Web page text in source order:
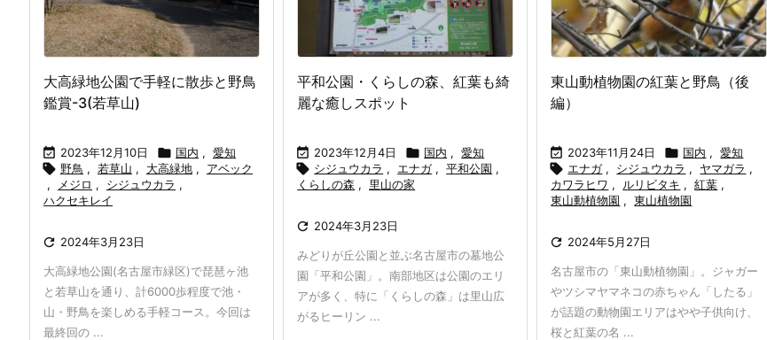
大高緑地公園で手軽に散歩と野鳥
鑑賞-3(若草山)
 2023年12月10日  国内 , 愛知
 野鳥 , 若草山 , 大高緑地 ,
アベック
,
メジロ , シジュウカラ ,
ハクセキレイ
 2024年3月23日
大高緑地公園(名古屋市緑区)で琵琶ヶ池
と若草山を通り、計6000歩程度で池・
山・野鳥を楽しめる手軽コース。今回は
最終回の ...
平和公園・くらしの森、紅葉も綺
麗な癒しスポット
 2023年12月4日  国内 , 愛知
 シジュウカラ , エナガ , 平和公園 ,
くらしの森 , 里山の家
 2024年3月23日
みどりが丘公園と並ぶ名古屋市の墓地公
園「平和公園」。南部地区は公園のエリ
アが多く、特に「くらしの森」は里山広
がるヒーリン ...
東山動植物園の紅葉と野鳥（後
編）
 2023年11月24日  国内 , 愛知
 エナガ , シジュウカラ , ヤマガラ ,
カワラヒワ , ルリビタキ , 紅葉 ,
東山動植物園 , 東山植物園
 2024年5月27日
名古屋市の「東山動植物園」。ジャガー
やツシマヤマネコの赤ちゃん「したる」
が話題の動物園エリアはやや子供向け、
桜と紅葉の名 ...